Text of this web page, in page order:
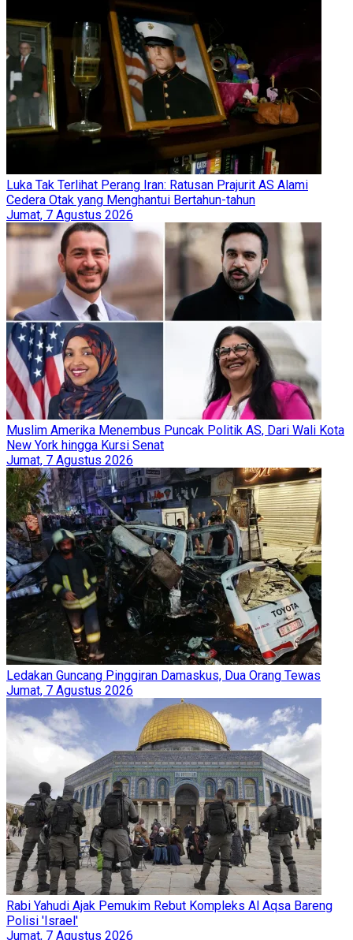
Luka Tak Terlihat Perang Iran: Ratusan Prajurit AS Alami
Cedera Otak yang Menghantui Bertahun-tahun
Jumat, 7 Agustus 2026
Muslim Amerika Menembus Puncak Politik AS, Dari Wali Kota
New York hingga Kursi Senat
Jumat, 7 Agustus 2026
Ledakan Guncang Pinggiran Damaskus, Dua Orang Tewas
Jumat, 7 Agustus 2026
Rabi Yahudi Ajak Pemukim Rebut Kompleks Al Aqsa Bareng
Polisi 'Israel'
Jumat, 7 Agustus 2026